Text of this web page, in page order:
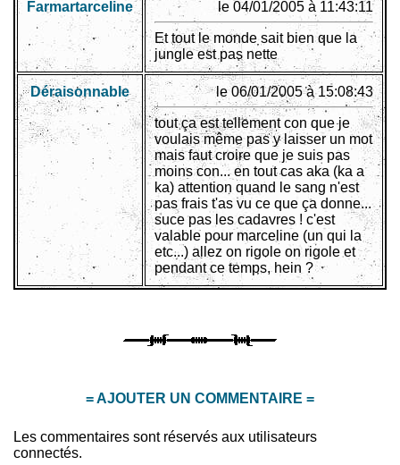
Farmartarceline le 04/01/2005 à 11:43:11
Et tout le monde sait bien que la
jungle est pas nette
Déraisonnable le 06/01/2005 à 15:08:43
tout ça est tellement con que je
voulais même pas y laisser un mot
mais faut croire que je suis pas
moins con... en tout cas aka (ka a
ka) attention quand le sang n'est
pas frais t'as vu ce que ça donne...
suce pas les cadavres ! c'est
valable pour marceline (un qui la
etc...) allez on rigole on rigole et
pendant ce temps, hein ?
= AJOUTER UN COMMENTAIRE =
Les commentaires sont réservés aux utilisateurs
connectés.